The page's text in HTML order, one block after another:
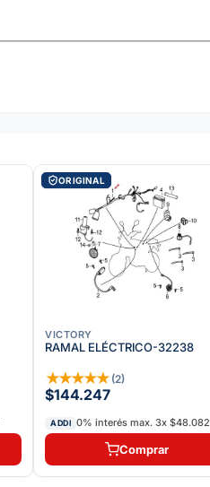
ORIGINAL
VICTORY
RAMAL ELÉCTRICO-32238
★★★★★ (2)
$144.247
ADDI 0% interés max. 3x $48.082
Comprar